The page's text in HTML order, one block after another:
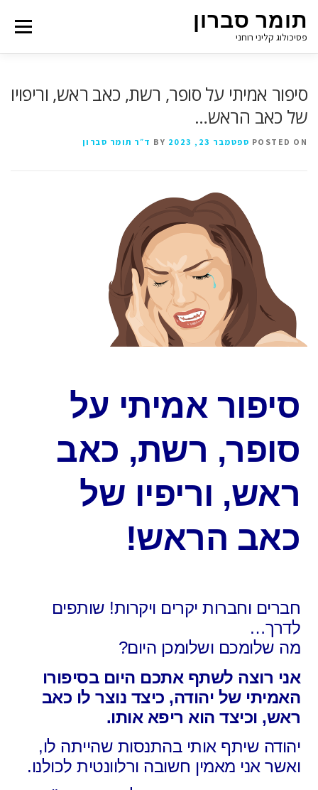
תומר סברון
פסיכולוג קליני רוחני
Menu
סיפור אמיתי על סופר, רשת, כאב ראש, וריפויו
של כאב הראש…
POSTED ON ספטמבר 23, 2023 ד״ר תומר סברון
סיפור אמיתי על
סופר, רשת, כאב
ראש, וריפיו של
כאב הראש!
חברים וחברות יקרים ויקרות! שותפים
לדרך…
מה שלומכם ושלומכן היום?
אני רוצה לשתף אתכם היום בסיפורו
האמיתי של יהודה, כיצד נוצר לו כאב
ראש, וכיצד הוא ריפא אותו.
יהודה שיתף אותי בהתנסות שהייתה לו,
ואשר אני מאמין חשובה ורלוונטית לכולנו.